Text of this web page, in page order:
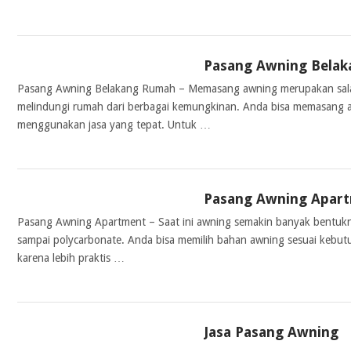
Pasang Awning
Pasang Awning Belakang Rumah – Memasang awning merupakan
melindungi rumah dari berbagai kemungkinan. Anda bisa memasang
menggunakan jasa yang tepat. Untuk …
Pasang Awning
Pasang Awning Apartment – Saat ini awning semakin banyak
sampai polycarbonate. Anda bisa memilih bahan awning sesuai
karena lebih praktis …
Jasa Pasang Awning